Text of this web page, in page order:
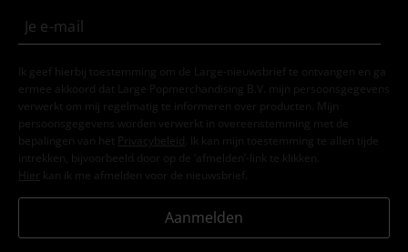
Ik geef hierbij toestemming om de Large-nieuwsbrief te ontvangen en ga
ermee akkoord dat Large Popmerchandising B.V. mijn persoonsgegevens
verwerkt om mij regelmatig te informeren over producten. Mijn
persoonsgegevens worden verwerkt in overeenstemming met de
bepalingen van het
Privacybeleid . Ik kan mijn toestemming te allen tijde
intrekken, bijvoorbeeld door op de ‘afmelden’-link te klikken.
Hier kan ik me afmelden voor de nieuwsbrief.
Aanmelden